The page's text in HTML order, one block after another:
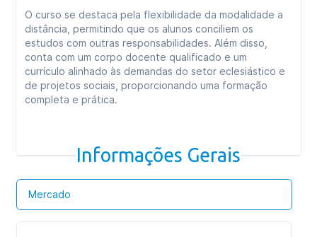
O curso se destaca pela flexibilidade da modalidade a
distância, permitindo que os alunos conciliem os
estudos com outras responsabilidades. Além disso,
conta com um corpo docente qualificado e um
currículo alinhado às demandas do setor eclesiástico e
de projetos sociais, proporcionando uma formação
completa e prática.
Informações Gerais
Mercado